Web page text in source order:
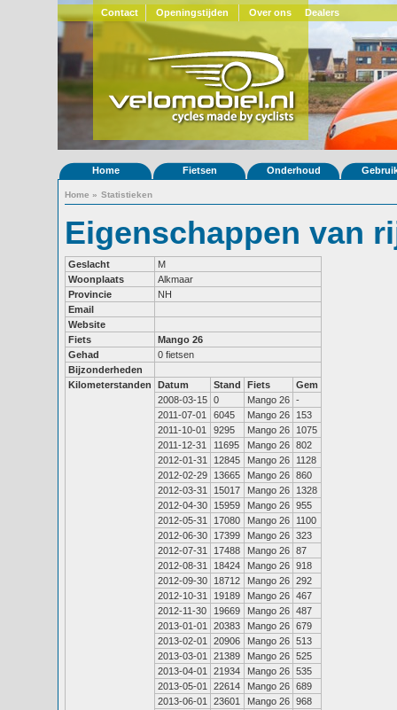
Contact Openingstijden Over ons Dealers
Home Fietsen Onderhoud
Home » Statistieken
Eigenschappen van
Geslacht
M
Woonplaats
Alkmaar
Provincie
NH
Email
Website
Fiets
Mango 26
Gehad
0 fietsen
Bijzonderheden
Kilometerstanden
Datum Stand Fiets
Gem
2008-03-15 0 Mango 26 -
2011-07-01
6045 Mango 26
153
2011-10-01
9295 Mango 26
1075
2011-12-31
11695 Mango 26 802
2012-01-31
12845 Mango 26
1128
2012-02-29
13665 Mango 26 860
2012-03-31
15017 Mango 26
1328
2012-04-30
15959 Mango 26 955
2012-05-31
17080 Mango 26
1100
2012-06-30
17399 Mango 26 323
2012-07-31
17488 Mango 26 87
2012-08-31
18424 Mango 26 918
2012-09-30
18712 Mango 26 292
2012-10-31
19189 Mango 26 467
2012-11-30
19669 Mango 26 487
2013-01-01
20383 Mango 26 679
2013-02-01
20906 Mango 26 513
2013-03-01
21389 Mango 26 525
2013-04-01
21934 Mango 26 535
2013-05-01
22614 Mango 26 689
2013-06-01
23601 Mango 26 968